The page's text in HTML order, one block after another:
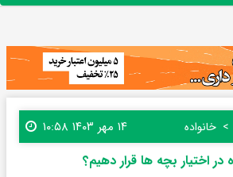
خانواده ۱۴ مهر ۱۴۰۳ ۱۰:۵۸
اختیار بچه ها قرار دهیم؟